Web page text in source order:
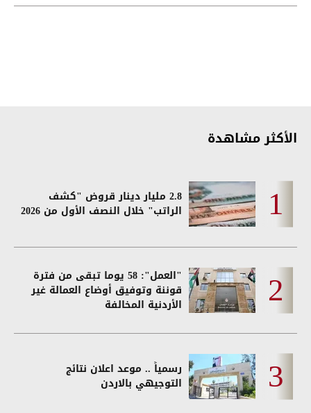
الأكثر مشاهدة
2.8 مليار دينار قروض "كشف
الراتب" خلال النصف الأول من 2026
"العمل": 58 يوما تبقى من فترة
قوننة وتوفيق أوضاع العمالة غير
الأردنية المخالفة
رسمياً .. موعد اعلان نتائج
التوجيهي بالاردن